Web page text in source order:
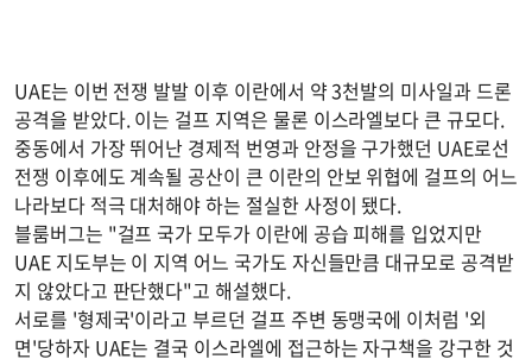
UAE는 이번 전쟁 발발 이후 이란에서 약 3천발의 미사일과 드론
공격을 받았다. 이는 걸프 지역은 물론 이스라엘보다 큰 규모다.
중동에서 가장 뛰어난 경제적 번영과 안정을 구가했던 UAE로선
전쟁 이후에도 계속될 공산이 큰 이란의 안보 위협에 걸프의 어느
나라보다 적극 대처해야 하는 절실한 사정이 됐다.
블룸버그는 "걸프 국가 모두가 이란에 공습 피해를 입었지만
UAE 지도부는 이 지역 어느 국가도 자신들만큼 대규모로 공격받
지 않았다고 판단했다"고 해설했다.
서로를 '형제국'이라고 부르던 걸프 주변 동맹국에 이처럼 '외
면'당하자 UAE는 결국 이스라엘에 접근하는 자구책을 강구한 것